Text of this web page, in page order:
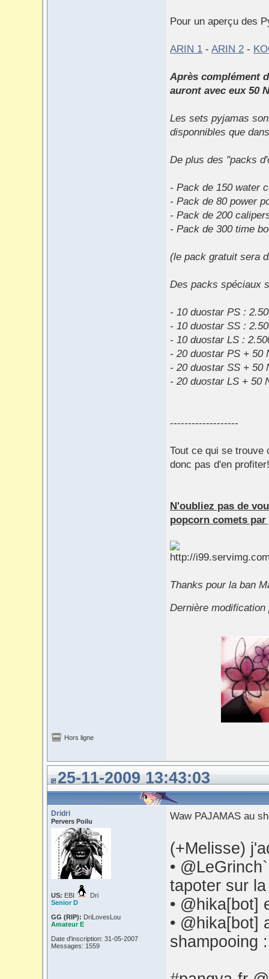
Pour un aperçu des
ARIN 1 - ARIN 2 -
Après complément
auront avec eux 50
Les sets pyjamas
disponnibles que
De plus des "packs
- Pack de 150 water
- Pack de 80 power
- Pack de 200
- Pack de 300 time
(le pack gratuit sera
Des packs spéciaux
- 10 duostar PS :
- 10 duostar SS :
- 10 duostar LS :
- 20 duostar PS + 50
- 20 duostar SS + 50
- 20 duostar LS + 50
-------------------
Tout ce qui se trouve
donc pas d'en profiter!
N'oubliez pas de
popcorn comets
Thanks pour la ban
Dernière modification
Hors ligne
25-11-2009 13:43:03
Dridri
Pervers Poilu
US: EBI
Dri
Senior D
GG (RIP): DriLovesLou
Amateur E
Date d'inscription: 31-05-2007
Messages: 1559
Waw PAJAMAS au
(+Melisse)
•
tapoter sur
• @hika[bot]
• @hika[bot]
shampooing